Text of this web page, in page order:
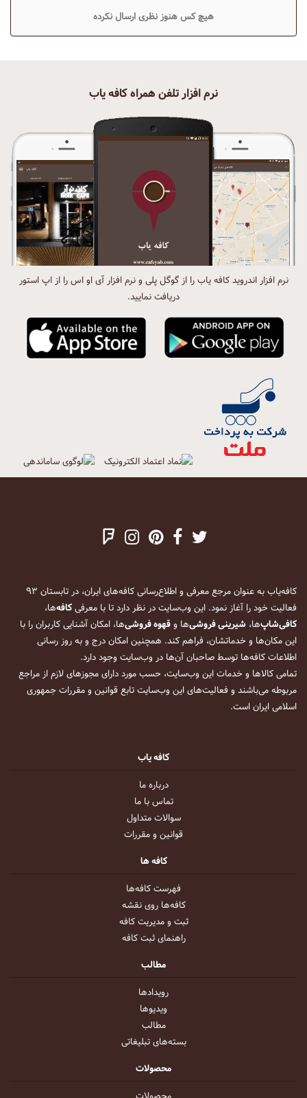
هیچ کس هنوز نظری ارسال نکرده
نرم افزار تلفن همراه کافه یاب
نرم افزار اندروید کافه یاب را از گوگل پلی و نرم افزار آی او اس را از اپ استور
دریافت نمایید.
کافه‌یاب به عنوان مرجع معرفی و اطلاع‌رسانی کافه‌های ایران، در تابستان ۹۳
فعالیت خود را آغاز نمود. این وب‌سایت در نظر دارد تا با معرفیکافه‌ها،
کافی‌شاپ‌ها، شیرینی فروشی‌ها وقهوه فروشی‌ها، امکان آشنایی کاربران را با
این مکان‌ها و خدماتشان، فراهم کند. همچنین امکان درج و به روز رسانی
اطلاعات کافه‌ها توسط صاحبان آن‌ها در وب‌سایت وجود دارد.
تمامی کالاها و خدمات این وب‌سایت، حسب مورد دارای مجوزهای لازم از مراجع
مربوطه می‌باشند و فعالیت‌های این وب‌سایت تابع قوانین و مقررات جمهوری
اسلامی ایران است.
کافه یاب
درباره ما
تماس با ما
سوالات متداول
قوانین و مقررات
کافه ها
فهرست کافه‌ها
کافه‌ها روی نقشه
ثبت و مدیریت کافه
راهنمای ثبت کافه
مطالب
رویداد‌ها
ویدیو‌ها
مطالب
بسته‌های تبلیغاتی
محصولات